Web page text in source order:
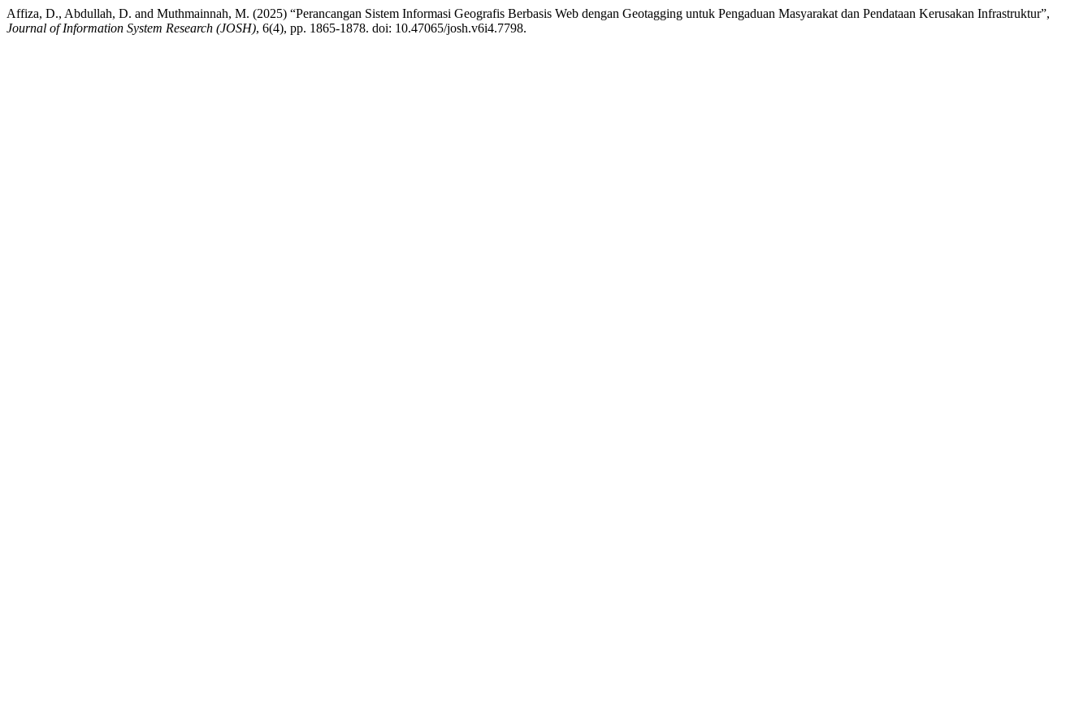
Affiza, D., Abdullah, D. and Muthmainnah, M. (2025) “Perancangan Sistem Informasi Geografis Berbasis Web dengan Geotagging untuk Pengaduan Masyarakat dan Pendataan Kerusakan Infrastruktur”,
Journal of Information System Research (JOSH), 6(4), pp. 1865-1878. doi: 10.47065/josh.v6i4.7798.